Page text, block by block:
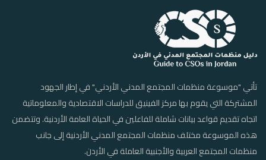
تأتي "موسوعة منظمات المجتمع المدني الأردني" في إطار الجهود
المشتركة التي يقوم بها مركز الفينيق للدراسات الاقتصادية والمعلوماتية
اتجاه تقديم قواعد بيانات شاملة للفاعلين في الحياة العامة الأردنية. وتتضمن
هذه الموسوعة مختلف منظمات المجتمع المدني الأردنية إلى جانب
منظمات المجتمع العربية والأجنبية العاملة في الأردن.